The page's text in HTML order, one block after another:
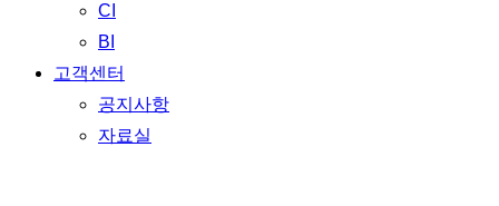
CI
BI
고객센터
공지사항
자료실